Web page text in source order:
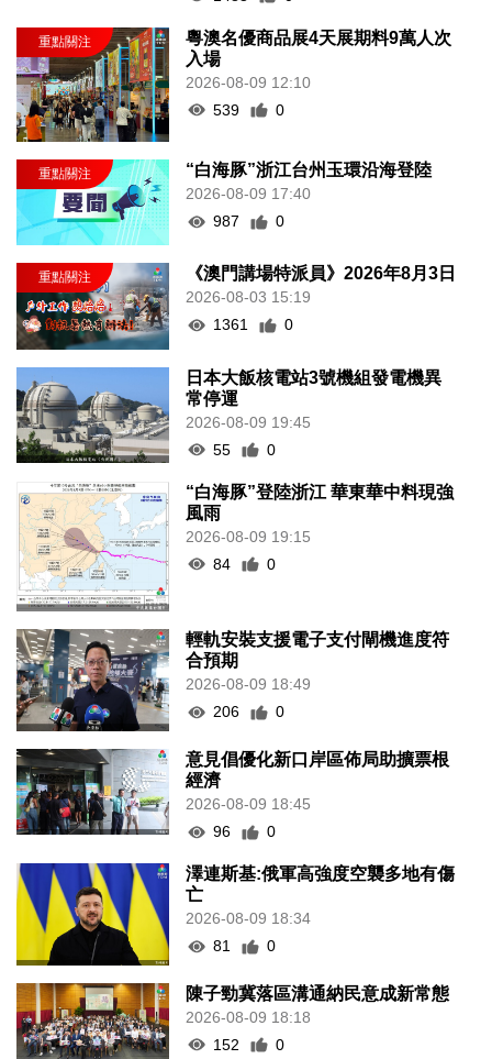
粵澳名優商品展4天展期料9萬人次
入場
2026-08-09 12:10
539
0
“白海豚”浙江台州玉環沿海登陸
2026-08-09 17:40
987
0
《澳門講場特派員》2026年8月3日
2026-08-03 15:19
1361
0
日本大飯核電站3號機組發電機異
常停運
2026-08-09 19:45
55
0
“白海豚”登陸浙江 華東華中料現強
風雨
2026-08-09 19:15
84
0
輕軌安裝支援電子支付閘機進度符
合預期
2026-08-09 18:49
206
0
意見倡優化新口岸區佈局助擴票根
經濟
2026-08-09 18:45
96
0
澤連斯基:俄軍高強度空襲多地有傷
亡
2026-08-09 18:34
81
0
陳子勁冀落區溝通納民意成新常態
2026-08-09 18:18
152
0